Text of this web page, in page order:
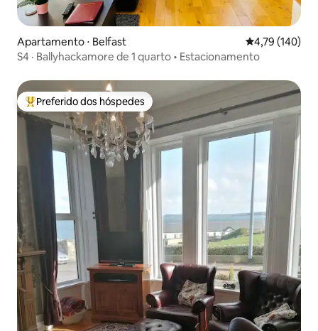
Apartamento ⋅ Belfast 4,79 de uma
4,79 (140)
S4 · Ballyhackamore de 1 quarto • Estacionamento
Entre os melhores preferidos dos hóspedes
Preferido dos hóspedes